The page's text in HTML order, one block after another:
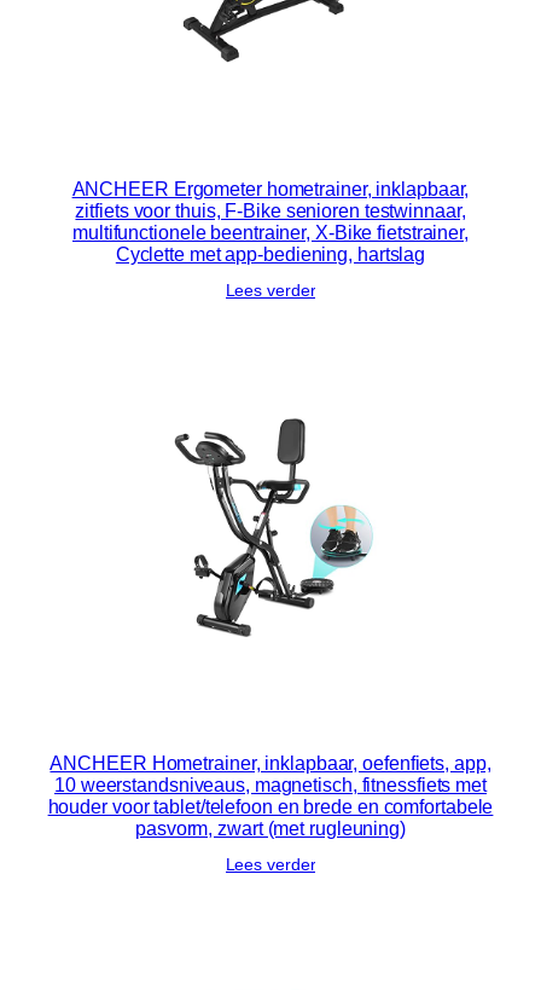
ANCHEER Ergometer hometrainer, inklapbaar,
zitfiets voor thuis, F-Bike senioren testwinnaar,
multifunctionele beentrainer, X-Bike fietstrainer,
Cyclette met app-bediening, hartslag
Lees verder
ANCHEER Hometrainer, inklapbaar, oefenfiets, app,
10 weerstandsniveaus, magnetisch, fitnessfiets met
houder voor tablet/telefoon en brede en comfortabele
pasvorm, zwart (met rugleuning)
Lees verder